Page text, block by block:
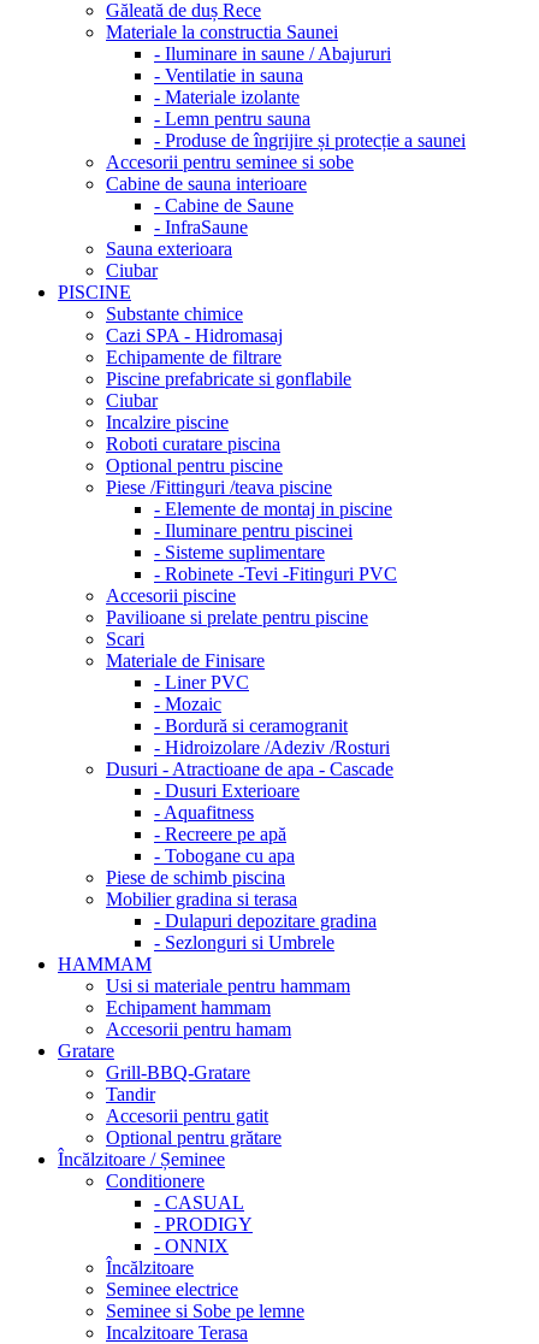
Găleată de duș Rece
Materiale la constructia Saunei
- Iluminare in saune / Abajururi
- Ventilatie in sauna
- Materiale izolante
- Lemn pentru sauna
- Produse de îngrijire și protecție a saunei
Accesorii pentru seminee si sobe
Cabine de sauna interioare
- Cabine de Saune
- InfraSaune
Sauna exterioara
Ciubar
PISCINE
Substante chimice
Cazi SPA - Hidromasaj
Echipamente de filtrare
Piscine prefabricate si gonflabile
Ciubar
Incalzire piscine
Roboti curatare piscina
Optional pentru piscine
Piese /Fittinguri /teava piscine
- Elemente de montaj in piscine
- Iluminare pentru piscinei
- Sisteme suplimentare
- Robinete -Tevi -Fitinguri PVC
Accesorii piscine
Pavilioane si prelate pentru piscine
Scari
Materiale de Finisare
- Liner PVC
- Mozaic
- Bordură si ceramogranit
- Hidroizolare /Adeziv /Rosturi
Dusuri - Atractioane de apa - Cascade
- Dusuri Exterioare
- Aquafitness
- Recreere pe apă
- Tobogane cu apa
Piese de schimb piscina
Mobilier gradina si terasa
- Dulapuri depozitare gradina
- Sezlonguri si Umbrele
HAMMAM
Usi si materiale pentru hammam
Echipament hammam
Accesorii pentru hamam
Gratare
Grill-BBQ-Gratare
Tandir
Accesorii pentru gatit
Optional pentru grătare
Încălzitoare / Șeminee
Conditionere
- CASUAL
- PRODIGY
- ONNIX
Încălzitoare
Seminee electrice
Seminee si Sobe pe lemne
Incalzitoare Terasa